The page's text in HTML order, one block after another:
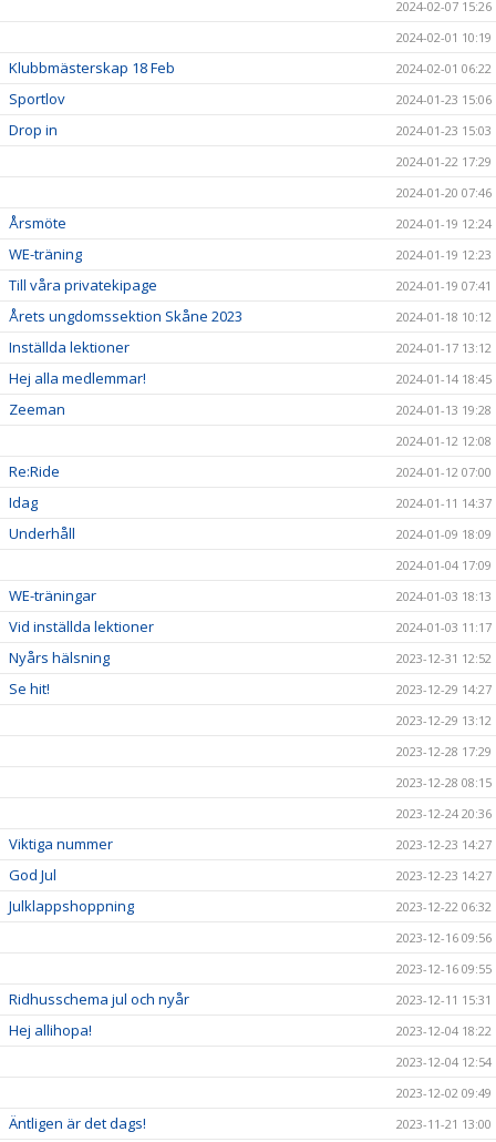
2024-02-07 15:26
2024-02-01 10:19
Klubbmästerskap 18 Feb 2024-02-01 06:22
Sportlov 2024-01-23 15:06
Drop in
2024-01-23 15:03
2024-01-22 17:29
2024-01-20 07:46
Årsmöte 2024-01-19 12:24
WE-träning 2024-01-19 12:23
Till våra privatekipage 2024-01-19 07:41
Årets ungdomssektion Skåne 2023 2024-01-18 10:12
Inställda lektioner 2024-01-17 13:12
Hej alla medlemmar! 2024-01-14 18:45
Zeeman
2024-01-13 19:28
2024-01-12 12:08
Re:Ride 2024-01-12 07:00
Idag 2024-01-11 14:37
Underhåll
2024-01-09 18:09
2024-01-04 17:09
WE-träningar 2024-01-03 18:13
Vid inställda lektioner 2024-01-03 11:17
Nyårs hälsning 2023-12-31 12:52
Se hit!
2023-12-29 14:27
2023-12-29 13:12
2023-12-28 17:29
2023-12-28 08:15
2023-12-24 20:36
Viktiga nummer 2023-12-23 14:27
God Jul 2023-12-23 14:27
Julklappshoppning
2023-12-22 06:32
2023-12-16 09:56
2023-12-16 09:55
Ridhusschema jul och nyår 2023-12-11 15:31
Hej allihopa!
2023-12-04 18:22
2023-12-04 12:54
2023-12-02 09:49
Äntligen är det dags! 2023-11-21 13:00